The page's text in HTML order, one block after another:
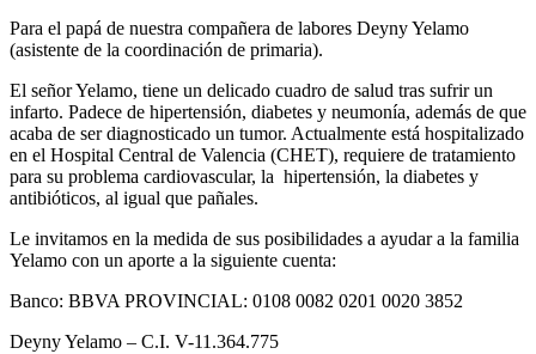
Para el papá de nuestra compañera de labores Deyny Yelamo
(asistente de la coordinación de primaria).
El señor Yelamo, tiene un delicado cuadro de salud tras sufrir un
infarto. Padece de hipertensión, diabetes y neumonía, además de que
acaba de ser diagnosticado un tumor. Actualmente está hospitalizado
en el Hospital Central de Valencia (CHET), requiere de tratamiento
para su problema cardiovascular, la hipertensión, la diabetes y
antibióticos, al igual que pañales.
Le invitamos en la medida de sus posibilidades a ayudar a la familia
Yelamo con un aporte a la siguiente cuenta:
Banco: BBVA PROVINCIAL: 0108 0082 0201 0020 3852
Deyny Yelamo – C.I. V-11.364.775